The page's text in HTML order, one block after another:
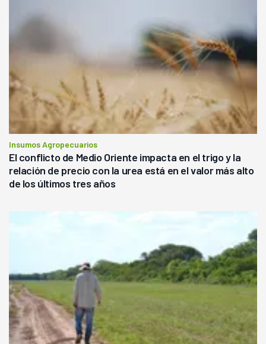
Insumos Agropecuarios
El conflicto de Medio Oriente impacta en el trigo y la
relación de precio con la urea está en el valor más alto
de los últimos tres años